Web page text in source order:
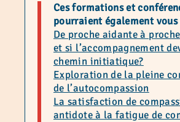
Ces formations et
pourraient également
De proche aidante à
et si l’accompagnement
chemin initiatique?
Exploration de la pleine
de l’autocompassion
La satisfaction de
antidote à la fatigue de